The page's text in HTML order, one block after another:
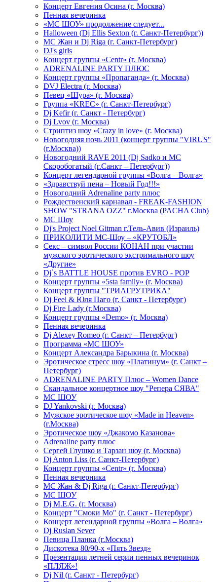
Концерт Евгения Осина (г. Москва)
Пенная вечеринка
«МС ШОУ» продолжение следует...
Halloween (Dj Ellis Sexton (г. Санкт-Петербург))
МС Жан и Dj Riga (г. Санкт-Петербург)
DJ's girls
Концерт группы «Centr» (г. Москва)
ADRENALINE PARTY ПЛЮС
Концерт группы «Пропаганда» (г. Москва)
DVJ Electra (г. Москва)
Певец «Шура» (г. Москва)
Группа «KREC» (г. Санкт-Петербург)
Dj Kefir (г. Санкт - Петербург)
Dj Lvov (г. Москва)
Стриптиз шоу «Crazy in love» (г. Москва)
Новогодняя ночь 2011 (концерт группы "VIRUS"
(г.Москва))
Новогодний RAVE 2011 (Dj Sadko и MC
Скоробогатый (г.Санкт – Петербург))
Концерт легендарной группы «Волга – Волга»
«Здравствуй пена – Новый Год!!!»
Новогодний Adrenaline party плюс
Рождественский карнавал - FREAK-FASHION
SHOW "STRANA OZZ" г.Москва (PACHA Club)
MC Шоу
Dj's Project Noel Gitman г.Тель-Авив (Израиль)
ПРИКОЛИТИ МС-Шоу – «КРУТОБЛ»
Секс – символ России КОНАН при участии
мужского эротического экстримального шоу
«Другие»
Dj`s BATTLE HOUSE против EVRO - POP
Концерт группы «5sta family» (г. Москва)
Концерт группы "ТРИАГРУТРИКА"
Dj Feel & Юля Паго (г. Санкт - Петербург)
Dj Fire Lady (г.Москва)
Концерт группы «Demo» (г. Москва)
Пенная вечеринка
Dj Alexey Romeo (г. Санкт – Петербург)
Программа «МС ШОУ»
Концерт Александра Барыкина (г. Москва)
Эротическое стресс шоу «Платинум» (г. Санкт –
Петербург)
ADRENALINE PARTY Плюс – Women Dance
Скандальное концертное шоу "Репера СЯВА"
МС ШОУ
DJ Yankovski (г. Москва)
Мужское эротическое шоу «Made in Heaven»
(г.Москва)
Эротическое шоу «Джакомо Казанова»
Adrenaline party плюс
Сергей Глушко и Тарзан шоу (г. Москва)
Dj Anton Liss (г. Санкт-Петербург)
Концерт группы «Centr» (г. Москва)
Пенная вечерника
МС Жан & Dj Riga (г. Санкт-Петербург)
МС ШОУ
Dj M.E.G. (г. Москва)
Концерт "Смоки Мо" (г. Санкт - Петербург)
Концерт легендарной группы «Волга – Волга»
Dj Ruslan Sever
Певица Планка (г.Москва)
Дискотека 80/90-х «Пять Звезд»
Презентация летней серии пенных вечеринок
«ПЛЯЖ»!
Dj Nil (г. Санкт - Петербург)